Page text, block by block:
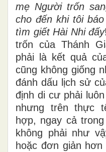
mẹ Người trốn
cho đến khi tôi
tìm giết Hài Nhi đấy
trốn của Thánh
phải là kết quả
cũng không giống
đánh dấu lịch sử
định di cư phải
nhưng trên thực
hợp, ngay cả
không phải như
hoặc đơn giản